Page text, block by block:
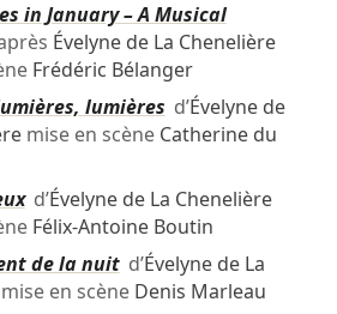
in January – A Musical
Évelyne de La Chenelière
Frédéric Bélanger
lumières d’Évelyne de
mise en scène Catherine du
d’Évelyne de La Chenelière
Félix-Antoine Boutin
de la nuitd’Évelyne de La
en scène Denis Marleau